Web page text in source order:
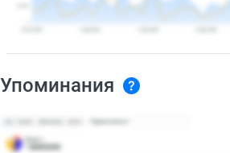
Упоминания